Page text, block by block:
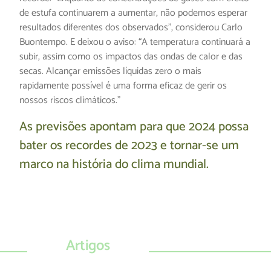
de estufa continuarem a aumentar, não podemos esperar
resultados diferentes dos observados”, considerou Carlo
Buontempo. E deixou o aviso: “A temperatura continuará a
subir, assim como os impactos das ondas de calor e das
secas. Alcançar emissões líquidas zero o mais
rapidamente possível é uma forma eficaz de gerir os
nossos riscos climáticos.”
As previsões apontam para que 2024 possa
bater os recordes de 2023 e tornar-se um
marco na história do clima mundial.
Artigos